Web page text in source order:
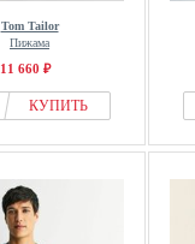
Tom Tailor
Пижама
11 660 ₽
КУПИТЬ